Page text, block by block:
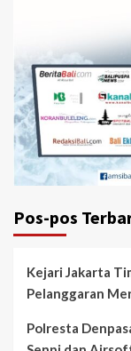
Pos-pos
Kejari Jakarta
Pelanggaran
Polresta